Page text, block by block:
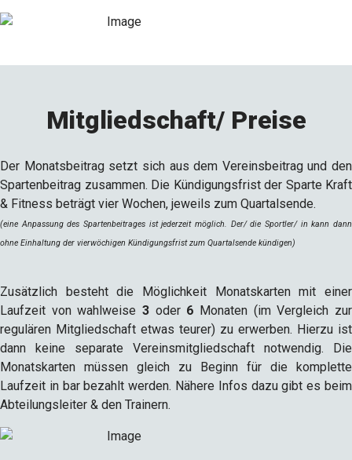
Mitgliedschaft/ Preise
Der Monatsbeitrag setzt sich aus dem Vereinsbeitrag und den
Spartenbeitrag zusammen. Die Kündigungsfrist der Sparte Kraft
& Fitness beträgt vier Wochen, jeweils zum Quartalsende.
(eine Anpassung des Spartenbeitrages ist jederzeit möglich. Der/ die Sportler/ in kann dann
ohne Einhaltung der vierwöchigen Kündigungsfrist zum Quartalsende kündigen)
Zusätzlich besteht die Möglichkeit Monatskarten mit einer
Laufzeit von wahlweise 3 oder 6 Monaten (im Vergleich zur
regulären Mitgliedschaft etwas teurer) zu erwerben. Hierzu ist
dann keine separate Vereinsmitgliedschaft notwendig. Die
Monatskarten müssen gleich zu Beginn für die komplette
Laufzeit in bar bezahlt werden. Nähere Infos dazu gibt es beim
Abteilungsleiter & den Trainern.